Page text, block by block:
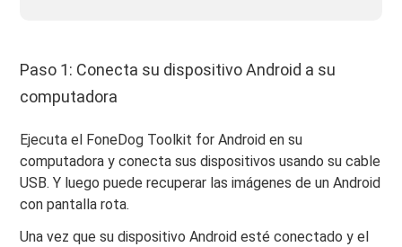
Paso 1: Conecta su dispositivo Android a su
computadora
Ejecuta el FoneDog Toolkit for Android en su
computadora y conecta sus dispositivos usando su cable
USB. Y luego puede recuperar las imágenes de un Android
con pantalla rota.
Una vez que su dispositivo Android esté conectado y el